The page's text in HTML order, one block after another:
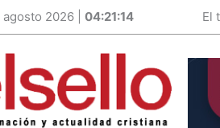
2026 | 04:21:15 El